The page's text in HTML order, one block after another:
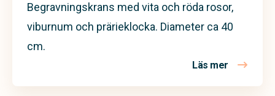
Begravningskrans med vita och röda rosor,
viburnum och prärieklocka. Diameter ca 40
cm.
Läs mer om